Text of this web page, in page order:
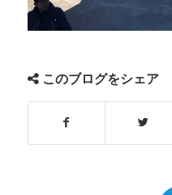
このブログをシェア